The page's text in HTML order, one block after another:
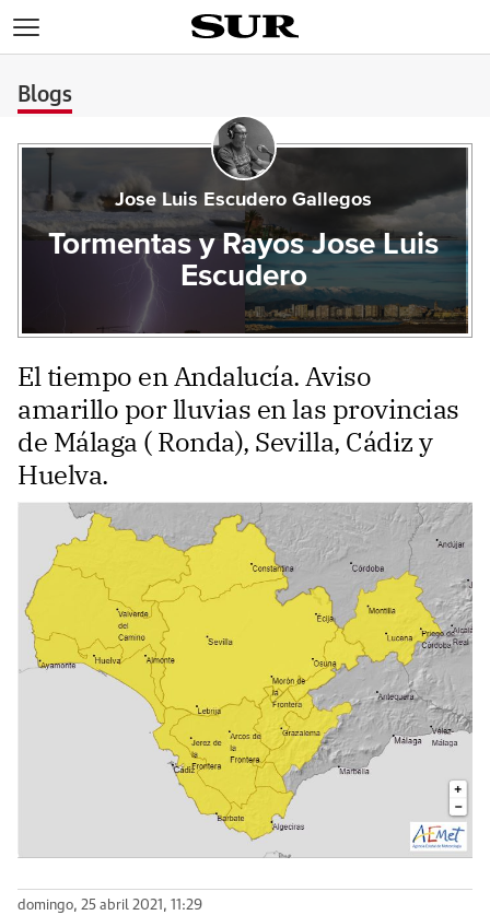
Blogs
Jose Luis Escudero Gallegos
Tormentas y Rayos Jose Luis
Escudero
El tiempo en Andalucía. Aviso
amarillo por lluvias en las provincias
de Málaga ( Ronda), Sevilla, Cádiz y
Huelva.
domingo, 25 abril 2021, 11:29